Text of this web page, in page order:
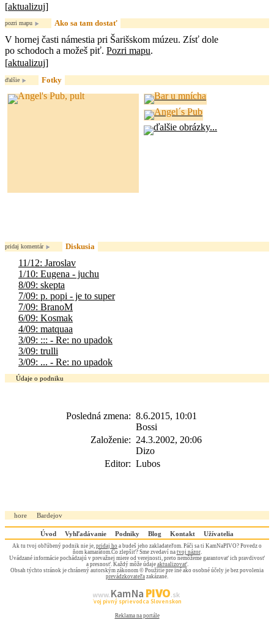
[aktualizuj]
pozri mapu Ako sa tam dostať
V hornej časti námestia pri Šarišskom múzeu. Zísť dole
po schodoch a možeš piť. Pozri mapu.
[aktualizuj]
ďalšie Fotky
pridaj komentár Diskusia
11/12: Jaroslav
1/10: Eugena - juchu
8/09: skepta
7/09: p. popi - je to super
7/09: BranoM
6/09: Kosmak
4/09: matquaa
3/09: ::: - Re: no upadok
3/09: trulli
3/09: ... - Re: no upadok
Údaje o podniku
Posledná zmena: 8.6.2015, 10:01
Bossi
Založenie: 24.3.2002, 20:06
Dizo
Editor: Lubos
hore Bardejov
Úvod Vyhľadávanie Podniky Blog Kontakt Užívatelia
Ak tu tvoj obľúbený podnik nie je, pridaj ho a budeš jeho zakladateľom. Páči sa ti KamNaPIVO? Povedz o
ňom kamarátom.Čo zlepšiť? Sme zvedaví na tvoj názor.
Uvádzané informácie pochádzajú v prevažnej miere od verejnosti, preto nemôžeme garantovať ich pravdivosť
a presnosť. Každý môže údaje aktualizovať.
Obsah týchto stránok je chránený autorským zákonom © Použitie pre iné ako osobné účely je bez povolenia
prevádzkovateľa zakázané.
www.Kam Na PIVO.sk
Tvoj pivný sprievodca Slovenskom
Reklama na portále